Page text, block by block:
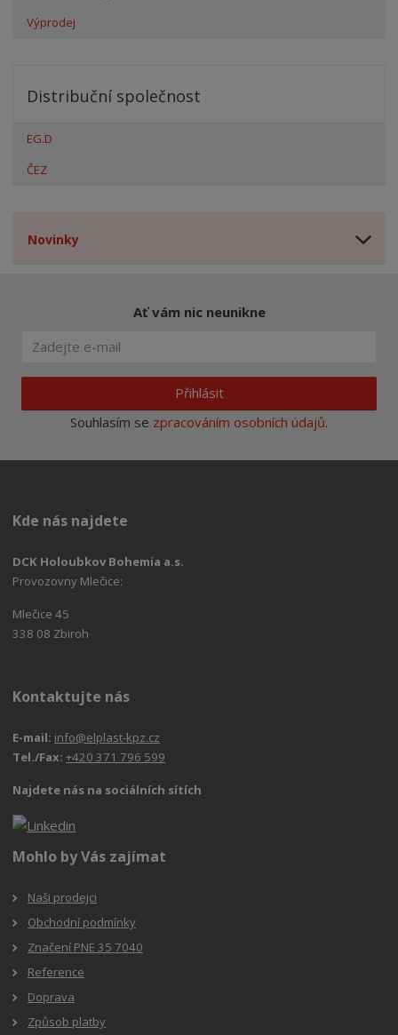
Výprodej
Distribuční společnost
EG.D
ČEZ
Novinky
Ať vám nic neunikne
Přihlásit
Souhlasím se zpracováním osobních údajů.
Kde nás najdete
DCK Holoubkov Bohemia a.s.
Provozovny Mlečice:
Mlečice 45
338 08 Zbiroh
Kontaktujte nás
E-mail: info@elplast-kpz.cz
Tel./Fax:+420 371 796 599
Najdete nás na sociálních sítích
Mohlo by Vás zajímat
Naši prodejci
Obchodní podmínky
Značení PNE 35 7040
Reference
Doprava
Způsob platby